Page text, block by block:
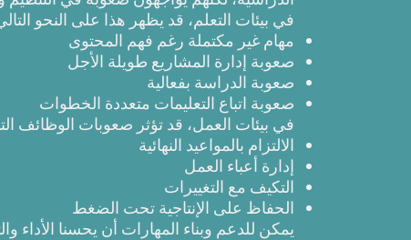
في بيئات التعلم، قد يظهر هذا على النحو
مهام غير مكتملة رغم فهم المحتوى
صعوبة إدارة المشاريع طويلة الأجل
صعوبة الدراسة بفعالية
صعوبة اتباع التعليمات متعددة الخطوات
في بيئات العمل، قد تؤثر صعوبات الوظائف
الالتزام بالمواعيد النهائية
إدارة أعباء العمل
التكيف مع التغييرات
الحفاظ على الإنتاجية تحت الضغط
يمكن للدعم وبناء المهارات أن يحسنا الأداء